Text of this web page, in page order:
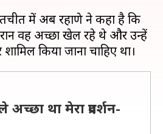
में अब रहाणे ने कहा है कि
वह अच्छा खेल रहे थे और उन्हें
था मेरा प्रदर्शन-